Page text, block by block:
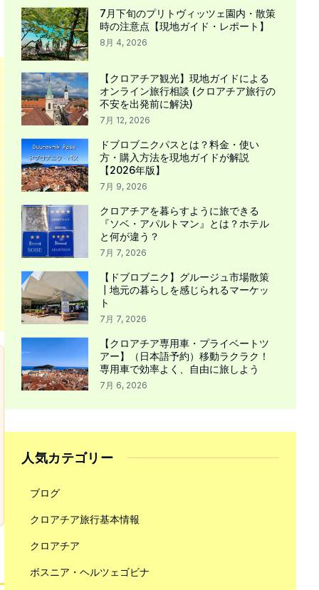
7月下旬のプリトヴィッツェ園内・散策
時の注意点【現地ガイド・レポート】
8月 4, 2026
【クロアチア観光】現地ガイドによる
オンライン旅行相談 (クロアチア旅行の
不安を出発前に解決)
7月 12, 2026
ドブロブニクパスとは？料金・使い
方・購入方法を現地ガイドが解説
【2026年版】
7月 9, 2026
クロアチアを暮らすように旅できる
『ソベ・アパルトマン』とは？ホテル
と何が違う？
7月 7, 2026
【ドブロブニク】グルージュ市場散策
┃地元の暮らしを感じられるマーケッ
ト
7月 7, 2026
【クロアチア専用車・プライベートツ
アー】（日本語予約）移動ラクラク！
専用車で効率よく、自由に旅しよう
7月 6, 2026
人気カテゴリー
ブログ
クロアチア旅行基本情報
クロアチア
ボスニア・ヘルツェゴビナ